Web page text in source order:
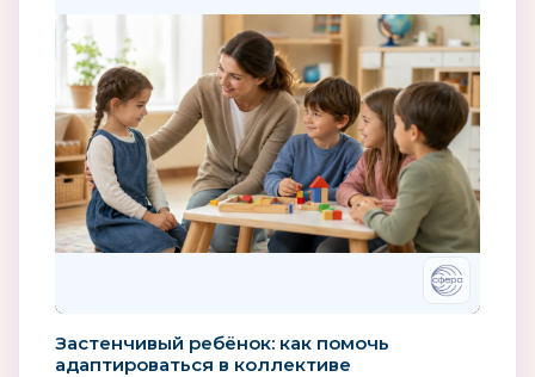
Застенчивый ребёнок: как помочь
адаптироваться в коллективе